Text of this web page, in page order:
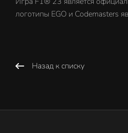
логотипы EGO и Codemasters
Назад к списку